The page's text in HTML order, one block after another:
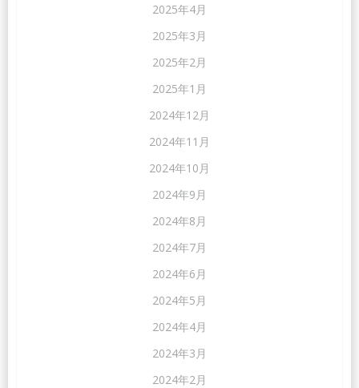
2025年4月
2025年3月
2025年2月
2025年1月
2024年12月
2024年11月
2024年10月
2024年9月
2024年8月
2024年7月
2024年6月
2024年5月
2024年4月
2024年3月
2024年2月